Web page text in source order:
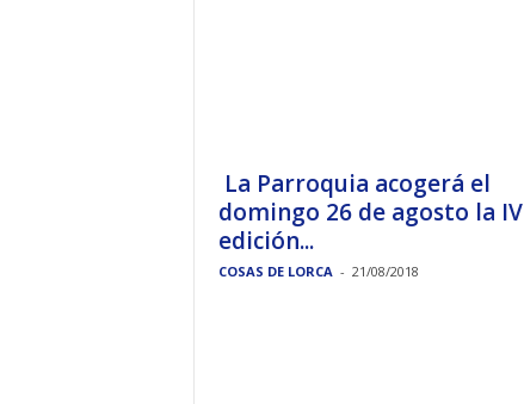
La Parroquia acogerá el
domingo 26 de agosto la IV
edición...
COSAS DE LORCA - 21/08/2018